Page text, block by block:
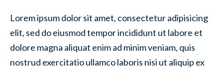
Lorem ipsum dolor sit amet, consectetur adipisicing
elit, sed do eiusmod tempor incididunt ut labore et
dolore magna aliquat enim ad minim veniam, quis
nostrud exercitatio ullamco laboris nisi ut aliquip ex